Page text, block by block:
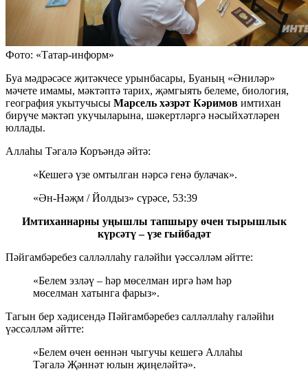
Фото: «Татар-информ»
Буа мәдрәсәсе җитәкчесе урынбасары, Буаның «Әниләр»
мәчете имамы, мәктәптә тарих, җәмгыять белеме, биология,
география укытучысы Марсель хәзрәт Кәримов имтихан
бирүче мәктәп укучыларына, шәкертләргә нәсыйхәтләрен
юллады.
Аллаһы Тәгалә Коръәндә әйтә:
«Кешегә үзе омтылган нәрсә генә булачак».
«Ән-Нәҗм / Йолдыз» сүрәсе, 53:39
Имтиханнарны уңышлы тапшыру өчен тырышлык
күрсәтү – үзе гыйбадәт
Пәйгамбәребез салләллаһу галәйһи үәссәлләм әйтте:
«Белем эзләү – һәр мөселман иргә һәм һәр
мөселман хатынга фарыз».
Тагын бер хәдисендә Пәйгамбәребез салләллаһу галәйһи
үәссәлләм әйтте:
«Белем өчен өеннән чыгучы кешегә Аллаһы
Тәгалә Җәннәт юлын җиңеләйтә».